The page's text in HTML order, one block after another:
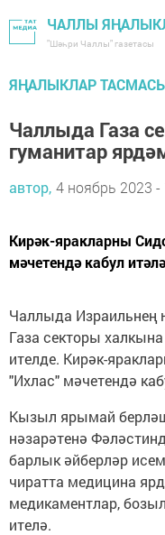
ЧАЛЛЫ
"Шәһри Чаллы" газетасы
ЯҢАЛЫКЛАР
Чаллыда Газа
гуманитар
автор, 4 ноябрь 2023 -
Кирәк-яракларны
мәчетендә кабул
Чаллыда Израильнең
Газа секторы
ителде. Кирәк-
"Ихлас" мәчетендә
Кызыл ярымай
нәзарәтенә
барлык әйберләр
чиратта медицина
медикаментлар,
ителә.